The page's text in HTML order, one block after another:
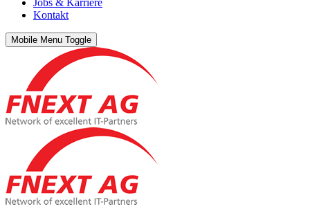
Jobs & Karriere
Kontakt
Mobile Menu Toggle